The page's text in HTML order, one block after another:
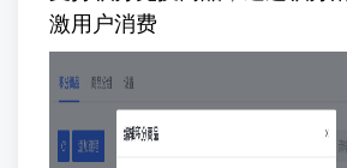
激用户消费